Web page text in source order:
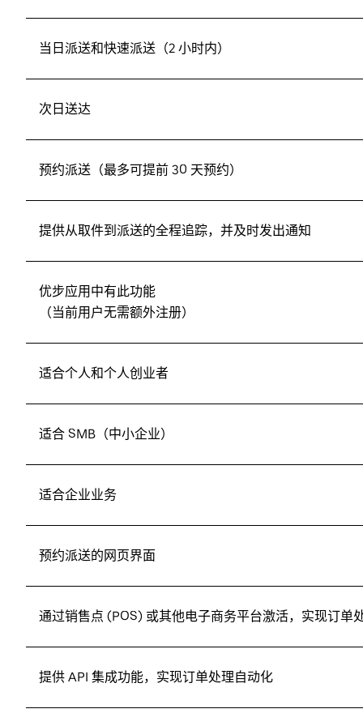
当日派送和快速派送（2 小时内）
次日送达
预约派送（最多可提前 30 天预约）
提供从取件到派送的全程追踪，并及时发出通知
优步应用中有此功能
（当前用户无需额外注册）
适合个人和个人创业者
适合 SMB（中小企业）
适合企业业务
预约派送的网页界面
通过销售点 (POS) 或其他电子商务平台激活，实现订单
提供 API 集成功能，实现订单处理自动化